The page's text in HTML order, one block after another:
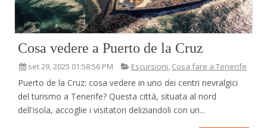
Cosa vedere a Puerto de la Cruz
set 29, 2025 01:58:56 PM Escursioni, Cosa fare a Tenerife
Puerto de la Cruz: cosa vedere in uno dei centri nevralgici
del turismo a Tenerife? Questa città, situata al nord
dell'isola, accoglie i visitatori deliziandoli con un...